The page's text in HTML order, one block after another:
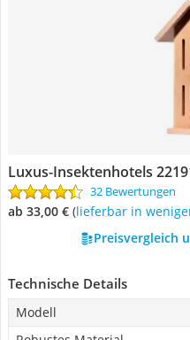
Luxus-Insektenhotels
32 Bewertungen
ab 33,00 € ( Lieferbar in
Preisvergleich
Technische Details
Modell